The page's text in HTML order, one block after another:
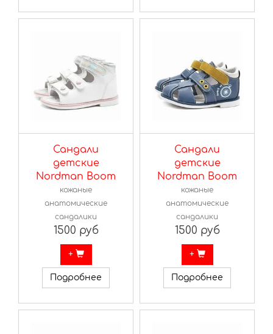
Сандали
детские
Nordman Boom
кожаные
анатомические
сандалики
1500 руб
+
Подробнее
Сандали
детские
Nordman Boom
кожаные
анатомические
сандалики
1500 руб
+
Подробнее